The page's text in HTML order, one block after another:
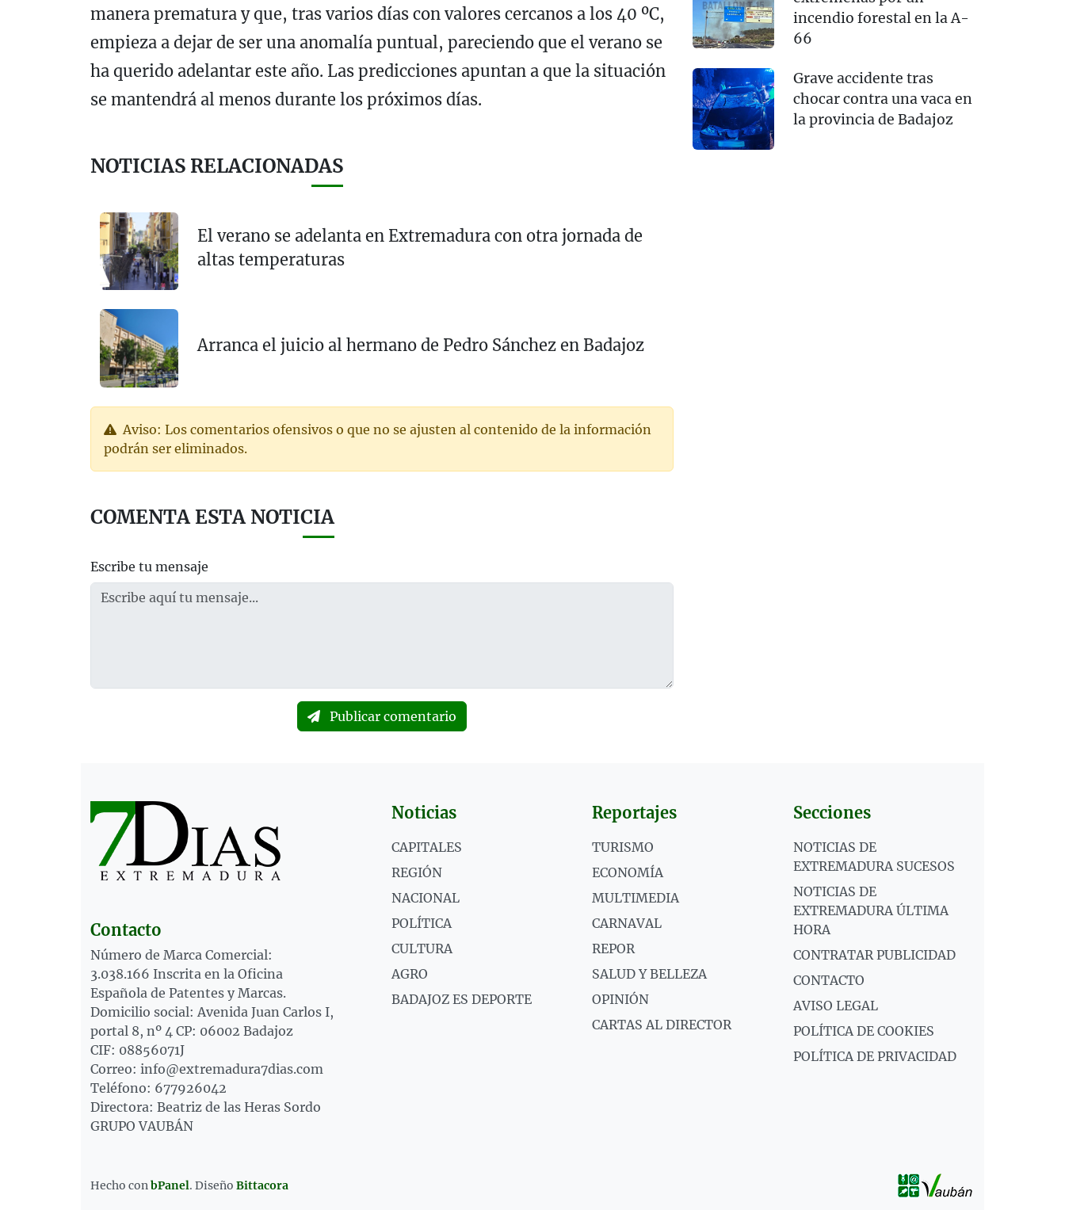
manera prematura y que, tras varios días con valores cercanos a los 40 ºC,
empieza a dejar de ser una anomalía puntual, pareciendo que el verano se
ha querido adelantar este año. Las predicciones apuntan a que la situación
se mantendrá al menos durante los próximos días.
NOTICIAS RELACIONADAS
El verano se adelanta en Extremadura con otra jornada de
altas temperaturas
Arranca el juicio al hermano de Pedro Sánchez en Badajoz
Aviso: Los comentarios ofensivos o que no se ajusten al contenido de la información
podrán ser eliminados.
COMENTA ESTA NOTICIA
Escribe tu mensaje
Publicar comentario
incendio forestal en la A-
66
Grave accidente tras
chocar contra una vaca en
la provincia de Badajoz
Contacto
Número de Marca Comercial:
3.038.166 Inscrita en la Oficina
Española de Patentes y Marcas.
Domicilio social: Avenida Juan Carlos I,
portal 8, nº 4 CP: 06002 Badajoz
CIF: 08856071J
Correo: info@extremadura7dias.com
Teléfono: 677926042
Directora: Beatriz de las Heras Sordo
GRUPO VAUBÁN
Noticias
CAPITALES
REGIÓN
NACIONAL
POLÍTICA
CULTURA
AGRO
BADAJOZ ES DEPORTE
Reportajes
TURISMO
ECONOMÍA
MULTIMEDIA
CARNAVAL
REPOR
SALUD Y BELLEZA
OPINIÓN
CARTAS AL DIRECTOR
Secciones
NOTICIAS DE
EXTREMADURA SUCESOS
NOTICIAS DE
EXTREMADURA ÚLTIMA
HORA
CONTRATAR PUBLICIDAD
CONTACTO
AVISO LEGAL
POLÍTICA DE COOKIES
POLÍTICA DE PRIVACIDAD
Hecho conbPanel. Diseño Bittacora